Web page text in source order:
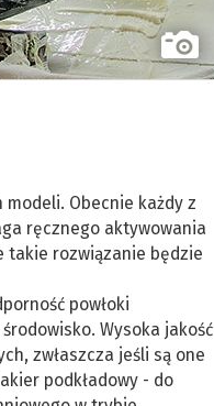
Obecnie każdy z
ręcznego aktywowania
takie rozwiązanie będzie
powłoki
Wysoka jakość
zwłaszcza jeśli są one
podkładowy - do